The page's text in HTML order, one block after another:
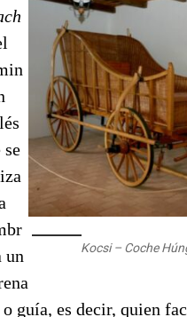
Kocsi – Coche
se
un
guía, es decir, quien